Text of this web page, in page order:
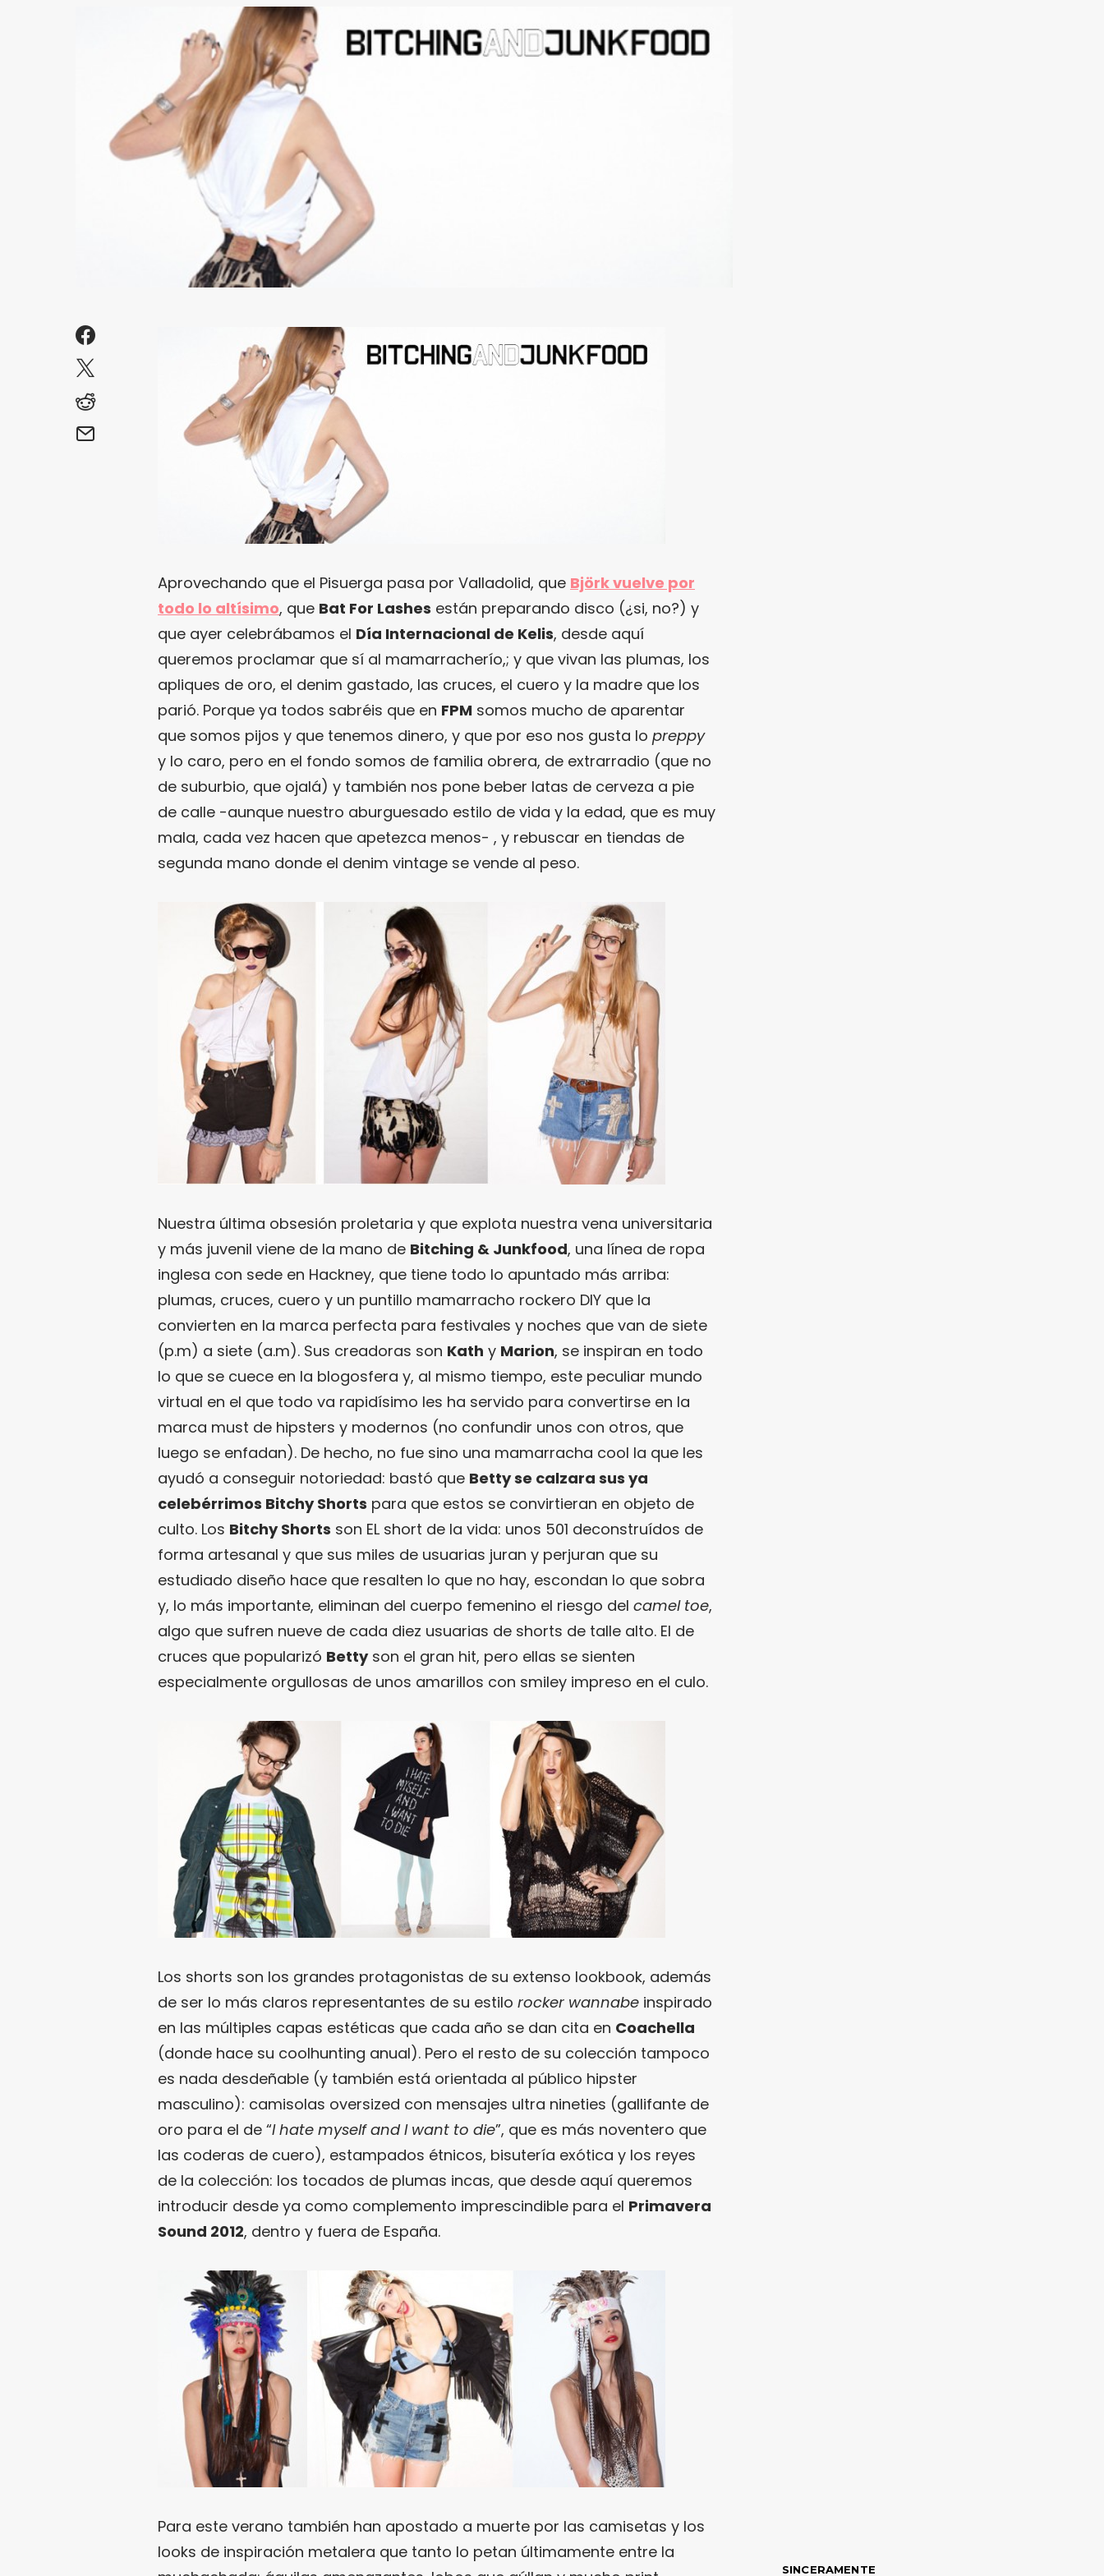
Aprovechando que el Pisuerga pasa por Valladolid, que Björk vuelve por
todo lo altísimo, que Bat For Lashes están preparando disco (¿si, no?) y
que ayer celebrábamos el Día Internacional de Kelis, desde aquí
queremos proclamar que sí al mamarracherío,; y que vivan las plumas, los
apliques de oro, el denim gastado, las cruces, el cuero y la madre que los
parió. Porque ya todos sabréis que en FPM somos mucho de aparentar
que somos pijos y que tenemos dinero, y que por eso nos gusta lo preppy
y lo caro, pero en el fondo somos de familia obrera, de extrarradio (que no
de suburbio, que ojalá) y también nos pone beber latas de cerveza a pie
de calle -aunque nuestro aburguesado estilo de vida y la edad, que es muy
mala, cada vez hacen que apetezca menos- , y rebuscar en tiendas de
segunda mano donde el denim vintage se vende al peso.
Nuestra última obsesión proletaria y que explota nuestra vena universitaria
y más juvenil viene de la mano de Bitching & Junkfood, una línea de ropa
inglesa con sede en Hackney, que tiene todo lo apuntado más arriba:
plumas, cruces, cuero y un puntillo mamarracho rockero DIY que la
convierten en la marca perfecta para festivales y noches que van de siete
(p.m) a siete (a.m). Sus creadoras son Kath y Marion, se inspiran en todo
lo que se cuece en la blogosfera y, al mismo tiempo, este peculiar mundo
virtual en el que todo va rapidísimo les ha servido para convertirse en la
marca must de hipsters y modernos (no confundir unos con otros, que
luego se enfadan). De hecho, no fue sino una mamarracha cool la que les
ayudó a conseguir notoriedad: bastó que Betty se calzara sus ya
celebérrimos Bitchy Shorts para que estos se convirtieran en objeto de
culto. Los Bitchy Shorts son EL short de la vida: unos 501 deconstruídos de
forma artesanal y que sus miles de usuarias juran y perjuran que su
estudiado diseño hace que resalten lo que no hay, escondan lo que sobra
y, lo más importante, eliminan del cuerpo femenino el riesgo del camel toe,
algo que sufren nueve de cada diez usuarias de shorts de talle alto. El de
cruces que popularizó Bettyson el gran hit, pero ellas se sienten
especialmente orgullosas de unos amarillos con smiley impreso en el culo.
Los shorts son los grandes protagonistas de su extenso lookbook, además
de ser lo más claros representantes de su estilo rocker wannabe inspirado
en las múltiples capas estéticas que cada año se dan cita en Coachella
(donde hace su coolhunting anual). Pero el resto de su colección tampoco
es nada desdeñable (y también está orientada al público hipster
masculino): camisolas oversized con mensajes ultra nineties (gallifante de
oro para el de “I hate myself and I want to die”, que es más noventero que
las coderas de cuero), estampados étnicos, bisutería exótica y los reyes
de la colección: los tocados de plumas incas, que desde aquí queremos
introducir desde ya como complemento imprescindible para el Primavera
Sound 2012, dentro y fuera de España.
Para este verano también han apostado a muerte por las camisetas y los
looks de inspiración metalera que tanto lo petan últimamente entre la
SINCERAMENTE